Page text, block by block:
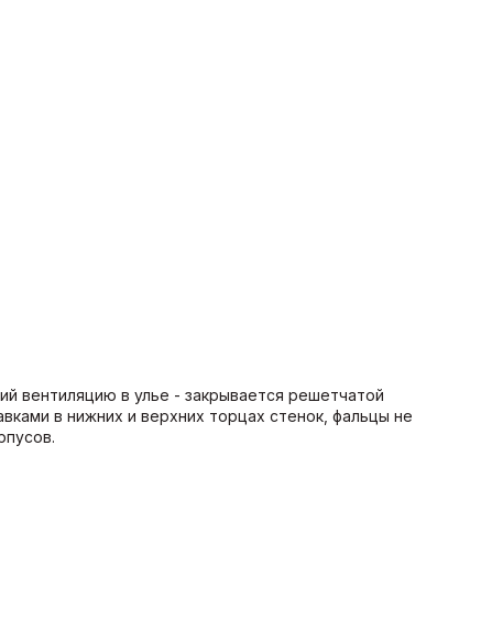
вентиляцию в улье - закрывается решетчатой
в нижних и верхних торцах стенок, фальцы не